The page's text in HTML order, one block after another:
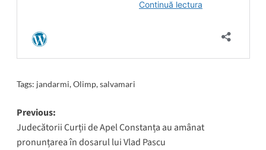
Tags: jandarmi,Olimp,salvamari
Post
navigation
Previous:
Judecătorii Curții de Apel Constanța au amânat
pronunțarea în dosarul lui Vlad Pascu